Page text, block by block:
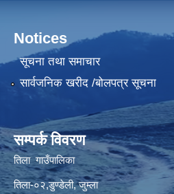
Notices
सूचना तथा समाचार
सार्वजनिक खरीद /बोलपत्र सूचना
सम्पर्क विवरण
तिला गाउँपालिका
तिला-०२,डुण्डेली, जुम्ला